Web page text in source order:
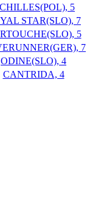
5
STAR(SLO), 7
5
7
ODINE(SLO), 4
CANTRIDA, 4